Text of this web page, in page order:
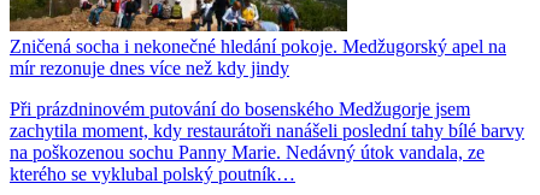
Zničená socha i nekonečné hledání pokoje. Medžugorský apel na
mír rezonuje dnes více než kdy jindy
Při prázdninovém putování do bosenského Medžugorje jsem
zachytila moment, kdy restaurátoři nanášeli poslední tahy bílé barvy
na poškozenou sochu Panny Marie. Nedávný útok vandala, ze
kterého se vyklubal polský poutník…